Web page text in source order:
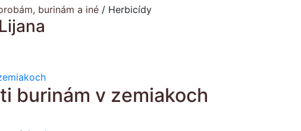
burinám a iné / Herbicídy
burinám v zemiakoch